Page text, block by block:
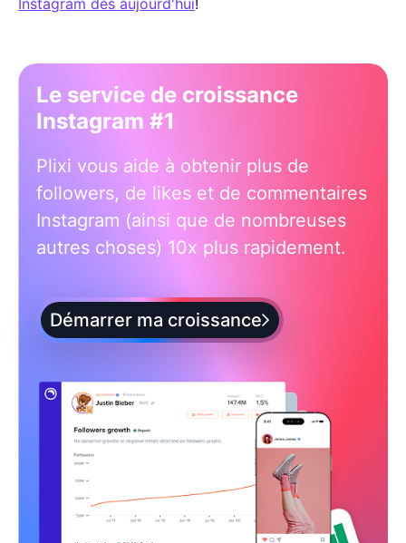
Instagram dès aujourd'hui!
Le service de croissance
Instagram #1
Plixi vous aide à obtenir plus de
followers, de likes et de commentaires
Instagram (ainsi que de nombreuses
autres choses) 10x plus rapidement.
Démarrer ma croissance